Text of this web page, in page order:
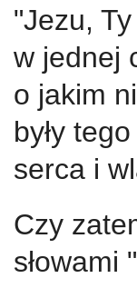
"Jezu,
w jednej
o jakim
były
serca i
Czy
słowami "